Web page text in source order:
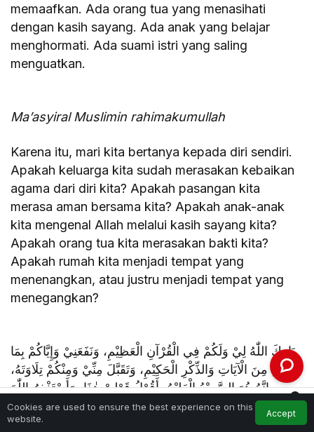
memaafkan. Ada orang tua yang menasihati
dengan kasih sayang. Ada anak yang belajar
menghormati. Ada suami istri yang saling
menguatkan.
Ma’asyiral Muslimin rahimakumullah
Karena itu, mari kita bertanya kepada diri sendiri.
Apakah keluarga kita sudah merasakan kebaikan
agama dari diri kita? Apakah pasangan kita
merasa aman bersama kita? Apakah anak-anak
kita mengenal Allah melalui kasih sayang kita?
Apakah orang tua kita merasakan bakti kita?
Apakah rumah kita menjadi tempat yang
menenangkan, atau justru menjadi tempat yang
menegangkan?
بَارَكَ اللّٰهُ لِيْ وَلَكُمْ فِي الْقُرْآنِ الْعَظِيْمِ، وَنَفَعَنِيْ وَإِيَّاكُمْ بِمَا
فِيْهِ مِنَ الْآيَاتِ وَالذِّكْرِ الْحَكِيْمِ، وَتَقَبَّلَ مِنِّيْ وَمِنْكُمْ تِلَاوَتَهُ،
إِنَّهُ هُوَ السَّمِيْعُ الْعَلِيْمُ. أَقُوْلُ قَوْلِيْ هٰذَا، وَأَسْتَغْفِرُ اللّٰهَ
الْعَظِيْمَ لِيْ وَلَكُمْ، وَلِسَائِرِ الْمُسْلِمِيْنَ وَالْمُسْلِمَاتِ،
فَاسْتَغْفِرُوْهُ، إِنَّهُ هُوَ الْغَفُوْرُ الرَّحِيْمُ
Cookies are used to ensure the best experience on this
website.
Accept
Home Notifications